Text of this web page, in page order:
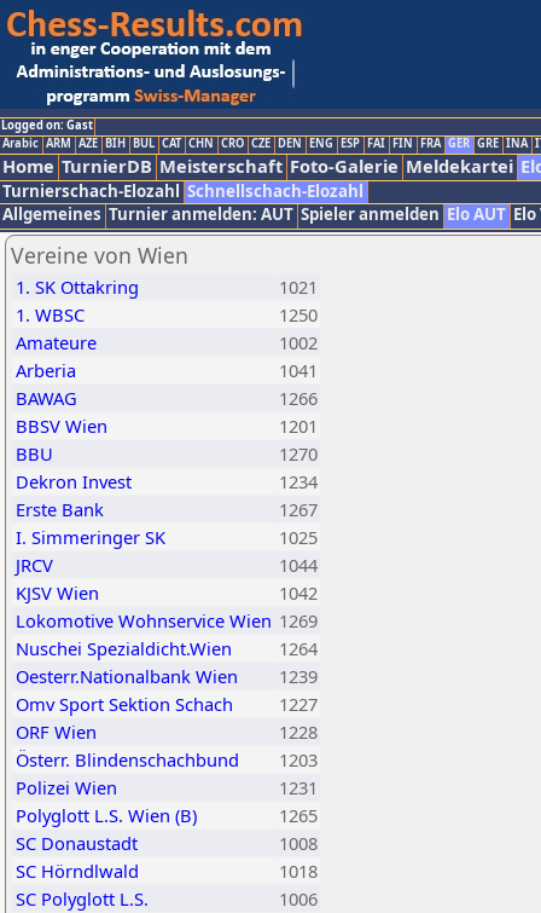
Logged on: Gast
Arabic ARM AZE BIH BUL CAT CHN CRO CZE DEN ENG ESP FAI FIN FRA GER GRE INA
Home TurnierDB Meisterschaft Foto-Galerie Meldekartei
Turnierschach-Elozahl Schnellschach-Elozahl
Allgemeines Turnier anmelden: AUT Spieler anmelden Elo AUT
Vereine von Wien
1. SK Ottakring
1021
1. WBSC
1250
Amateure
1002
Arberia
1041
BAWAG
1266
BBSV Wien
1201
BBU
1270
Dekron Invest
1234
Erste Bank
1267
I. Simmeringer SK
1025
JRCV
1044
KJSV Wien
1042
Lokomotive Wohnservice Wien 1269
Nuschei Spezialdicht.Wien
1264
Oesterr.Nationalbank Wien
1239
Omv Sport Sektion Schach
1227
ORF Wien
1228
Österr. Blindenschachbund
1203
Polizei Wien
1231
Polyglott L.S. Wien (B)
1265
SC Donaustadt
1008
SC Hörndlwald
1018
SC Polyglott L.S.
1006